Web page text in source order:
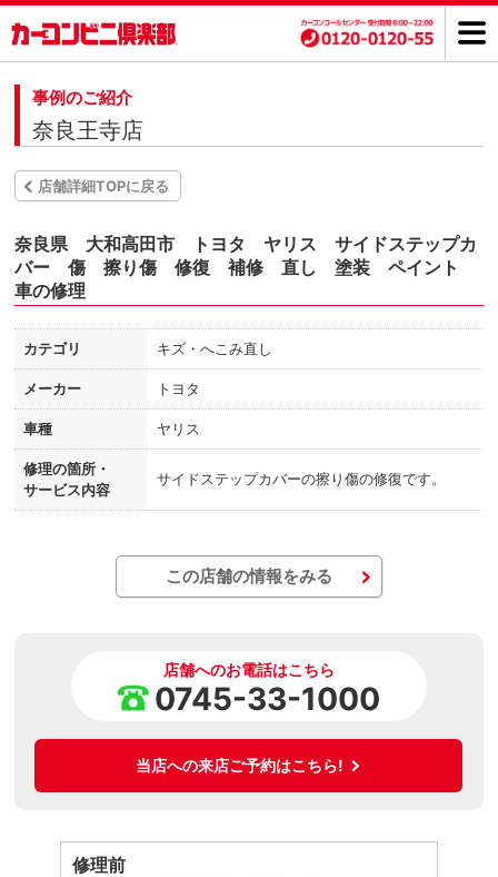
事例のご紹介
奈良王寺店
店舗詳細TOPに戻る
奈良県 大和高田市 トヨタ ヤリス サイドステップカ
バー 傷 擦り傷 修復 補修 直し 塗装 ペイント
車の修理
カテゴリ キズ・へこみ直し
メーカー トヨタ
車種 ヤリス
修理の箇所・
サービス内容
サイドステップカバーの擦り傷の修復です。
この店舗の情報をみる
店舗へのお電話はこちら
0745-33-1000
当店への来店ご予約はこちら!
修理前